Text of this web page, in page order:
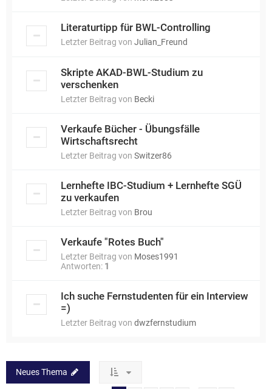
Literaturtipp für BWL-Controlling
Letzter Beitrag von Julian_Freund
Skripte AKAD-BWL-Studium zu
verschenken
Letzter Beitrag von Becki
Verkaufe Bücher - Übungsfälle
Wirtschaftsrecht
Letzter Beitrag von Switzer86
Lernhefte IBC-Studium + Lernhefte SGÜ
zu verkaufen
Letzter Beitrag von Brou
Verkaufe "Rotes Buch"
Letzter Beitrag von Moses1991
Antworten: 1
Ich suche Fernstudenten für ein Interview
=)
Letzter Beitrag von dwzfernstudium
Neues Thema